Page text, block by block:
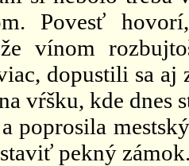
Povesť
vínom
dopustili sa
vŕšku, kde dnes
poprosila
pekný